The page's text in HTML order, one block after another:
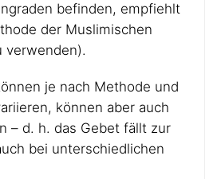
befinden, empfiehlt
der Muslimischen
verwenden).
je nach Methode und
können aber auch
– d. h. das Gebet fällt zur
bei unterschiedlichen